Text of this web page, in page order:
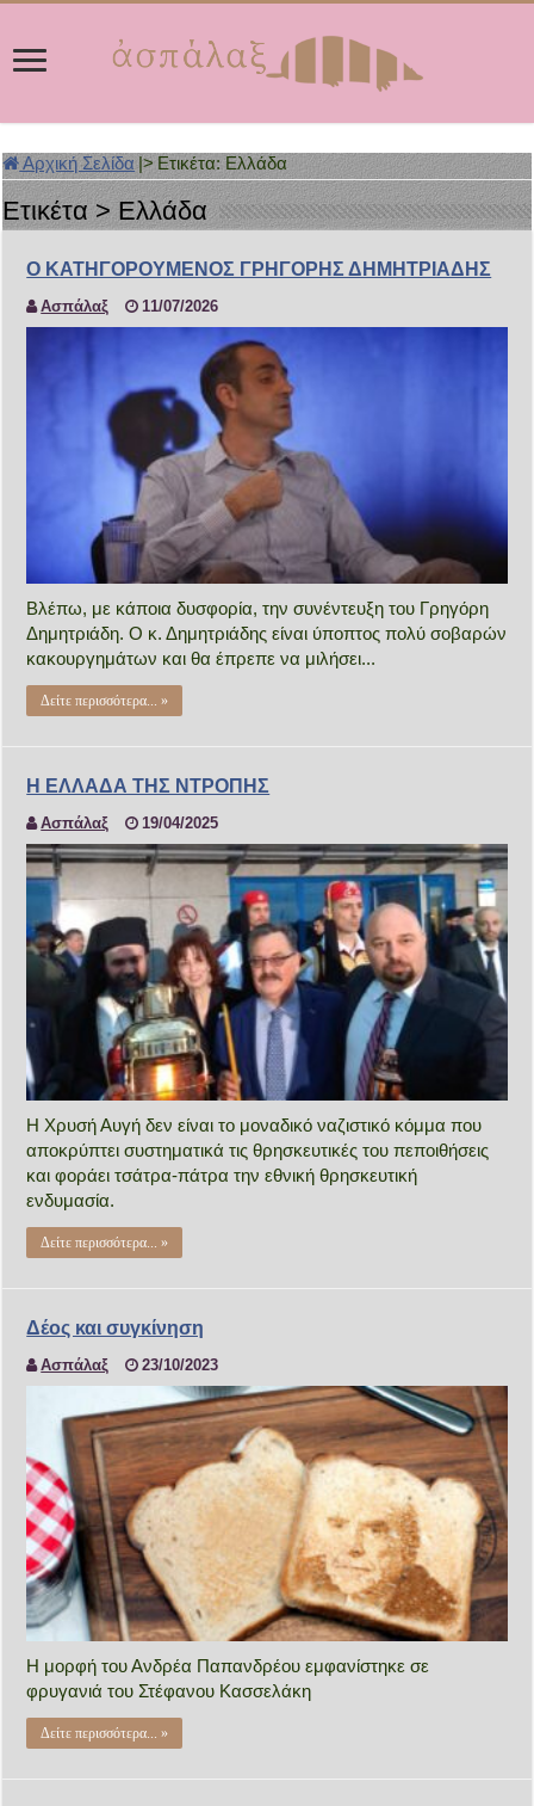
Αρχική Σελίδα |> Ετικέτα: Ελλάδα
Ετικέτα >Ελλάδα
Ο ΚΑΤΗΓΟΡΟΥΜΕΝΟΣ ΓΡΗΓΟΡΗΣ ΔΗΜΗΤΡΙΑΔΗΣ
Ασπάλαξ 11/07/2026
Βλέπω, με κάποια δυσφορία, την συνέντευξη του Γρηγόρη
Δημητριάδη. Ο κ. Δημητριάδης είναι ύποπτος πολύ σοβαρών
κακουργημάτων και θα έπρεπε να μιλήσει...
Δείτε περισσότερα... »
Η ΕΛΛΑΔΑ ΤΗΣ ΝΤΡΟΠΗΣ
Ασπάλαξ 19/04/2025
Η Χρυσή Αυγή δεν είναι το μοναδικό ναζιστικό κόμμα που
αποκρύπτει συστηματικά τις θρησκευτικές του πεποιθήσεις
και φοράει τσάτρα-πάτρα την εθνική θρησκευτική
ενδυμασία.
Δείτε περισσότερα... »
Δέος και συγκίνηση
Ασπάλαξ 23/10/2023
Η μορφή του Ανδρέα Παπανδρέου εμφανίστηκε σε
φρυγανιά του Στέφανου Κασσελάκη
Δείτε περισσότερα... »